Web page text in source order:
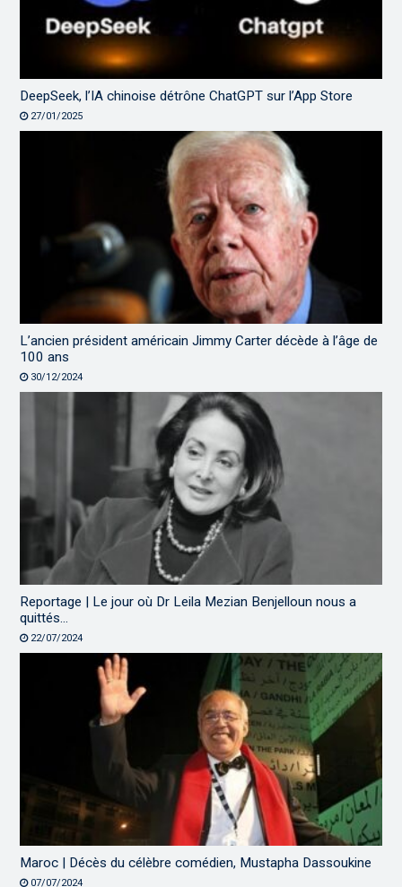
DeepSeek, l’IA chinoise détrône ChatGPT sur l’App Store
27/01/2025
L’ancien président américain Jimmy Carter décède à l’âge de
100 ans
30/12/2024
Reportage | Le jour où Dr Leila Mezian Benjelloun nous a
quittés…
22/07/2024
Maroc | Décès du célèbre comédien, Mustapha Dassoukine
07/07/2024